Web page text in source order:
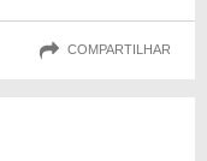
COMPARTILHAR